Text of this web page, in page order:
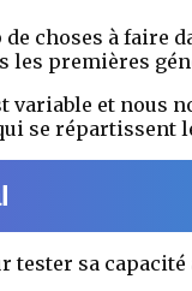
de choses à
premières
variable et nous
se répartissent
sa capacité